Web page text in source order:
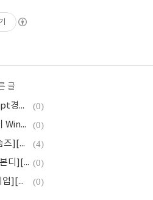
글
[인공지능][챗봇][한국어 챗gpt경쟁][네이버 서치gpt,카카오 코gpt] (0)
[2023][나는리뷰어다][이것이 Windows Server다(개정판)리뷰] (0)
[2023][디지털불면증치료][솜즈][Somzz]만성불면증개선·의료비감소효과] (4)
[MZ][핫한SNS][Bondee][본디][중국앱의심][탈퇴행렬] (0)
[2023][자격증취득][초보][취업][리눅스마스터1급 소개.기출] (0)